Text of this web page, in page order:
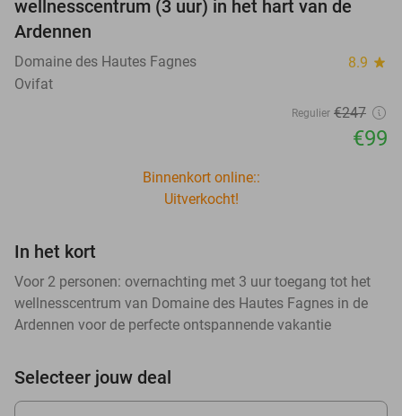
wellnesscentrum (3 uur) in het hart van de
Ardennen
Domaine des Hautes Fagnes 8.9 star
Ovifat
Regulier €247
€99
Binnenkort online::
Uitverkocht!
In het kort
Voor 2 personen: overnachting met 3 uur toegang tot het
wellnesscentrum van Domaine des Hautes Fagnes in de
Ardennen voor de perfecte ontspannende vakantie
Selecteer jouw deal